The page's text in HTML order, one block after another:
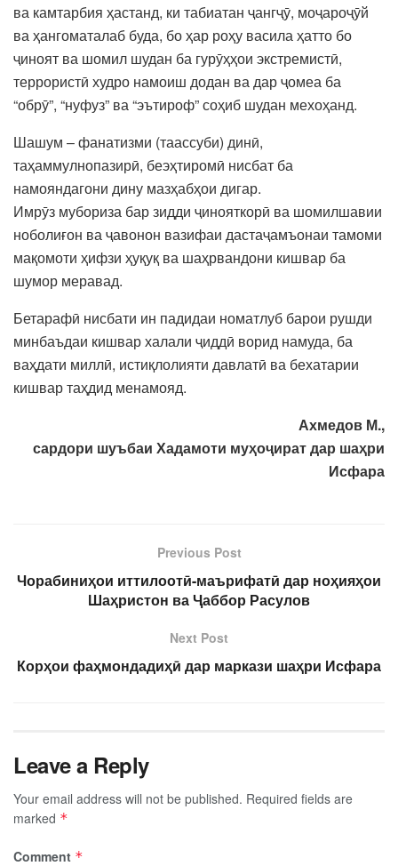
ва камтарбия ҳастанд, ки табиатан ҷангҷӯ, моҷароҷӯй
ва ҳангоматалаб буда, бо ҳар роҳу васила ҳатто бо
ҷиноят ва шомил шудан ба гурӯҳҳои экстремистӣ,
террористӣ худро намоиш додан ва дар ҷомеа ба
“обрӯ”, “нуфуз” ва “эътироф” соҳиб шудан мехоҳанд.
Шашум – фанатизми (таассуби) динӣ,
таҳаммулнопазирӣ, беэҳтиромӣ нисбат ба
намояндагони дину мазҳабҳои дигар.
Имрӯз мубориза бар зидди ҷинояткорӣ ва шомилшавии
ноболиғон ва ҷавонон вазифаи дастаҷамъонаи тамоми
мақомоти ҳифзи ҳуқуқ ва шаҳрвандони кишвар ба
шумор меравад.
Бетарафӣ нисбати ин падидаи номатлуб барои рушди
минбаъдаи кишвар халали ҷиддӣ ворид намуда, ба
ваҳдати миллӣ, истиқлолияти давлатӣ ва бехатарии
кишвар таҳдид менамояд.
Ахмедов М.,
сардори шуъбаи Хадамоти муҳоҷират дар шаҳри
Исфара
Previous Post
Чорабиниҳои иттилоотӣ-маърифатӣ дар ноҳияҳои
Шаҳристон ва Ҷаббор Расулов
Next Post
Корҳои фаҳмондадиҳӣ дар маркази шаҳри Исфара
Leave a Reply
Your email address will not be published. Required fields are
marked *
Comment *